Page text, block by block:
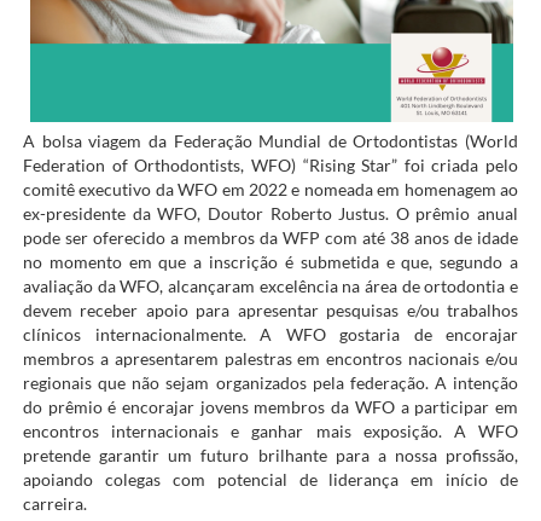
A bolsa viagem da Federação Mundial de Ortodontistas (World
Federation of Orthodontists, WFO) “Rising Star” foi criada pelo
comitê executivo da WFO em 2022 e nomeada em homenagem ao
ex-presidente da WFO, Doutor Roberto Justus. O prêmio anual
pode ser oferecido a membros da WFP com até 38 anos de idade
no momento em que a inscrição é submetida e que, segundo a
avaliação da WFO, alcançaram excelência na área de ortodontia e
devem receber apoio para apresentar pesquisas e/ou trabalhos
clínicos internacionalmente. A WFO gostaria de encorajar
membros a apresentarem palestras em encontros nacionais e/ou
regionais que não sejam organizados pela federação. A intenção
do prêmio é encorajar jovens membros da WFO a participar em
encontros internacionais e ganhar mais exposição. A WFO
pretende garantir um futuro brilhante para a nossa profissão,
apoiando colegas com potencial de liderança em início de
carreira.